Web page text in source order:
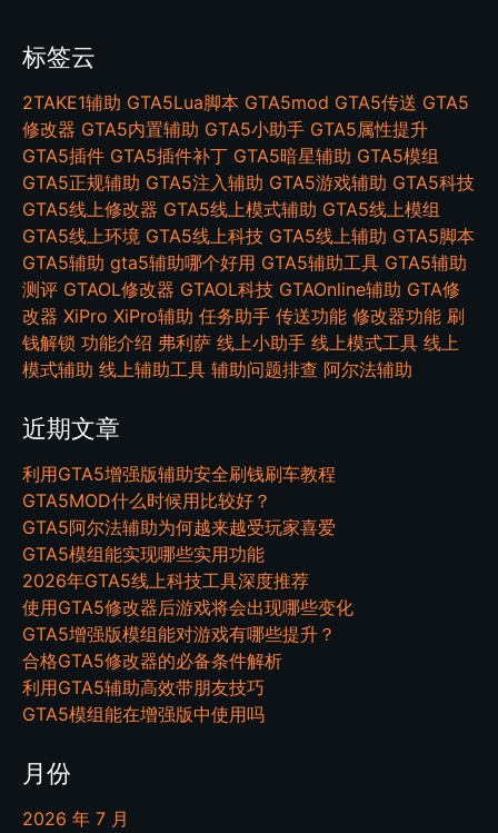
标签云
2TAKE1辅助 GTA5Lua脚本 GTA5mod GTA5传送 GTA5
修改器 GTA5内置辅助 GTA5小助手 GTA5属性提升
GTA5插件 GTA5插件补丁 GTA5暗星辅助 GTA5模组
GTA5正规辅助 GTA5注入辅助 GTA5游戏辅助 GTA5科技
GTA5线上修改器 GTA5线上模式辅助 GTA5线上模组
GTA5线上环境 GTA5线上科技 GTA5线上辅助 GTA5脚本
GTA5辅助 gta5辅助哪个好用 GTA5辅助工具 GTA5辅助
测评 GTAOL修改器 GTAOL科技 GTAOnline辅助 GTA修
改器 XiPro XiPro辅助 任务助手 传送功能 修改器功能 刷
钱解锁 功能介绍 弗利萨 线上小助手 线上模式工具 线上
模式辅助 线上辅助工具 辅助问题排查 阿尔法辅助
近期文章
利用GTA5增强版辅助安全刷钱刷车教程
GTA5MOD什么时候用比较好？
GTA5阿尔法辅助为何越来越受玩家喜爱
GTA5模组能实现哪些实用功能
2026年GTA5线上科技工具深度推荐
使用GTA5修改器后游戏将会出现哪些变化
GTA5增强版模组能对游戏有哪些提升？
合格GTA5修改器的必备条件解析
利用GTA5辅助高效带朋友技巧
GTA5模组能在增强版中使用吗
月份
2026 年 7 月